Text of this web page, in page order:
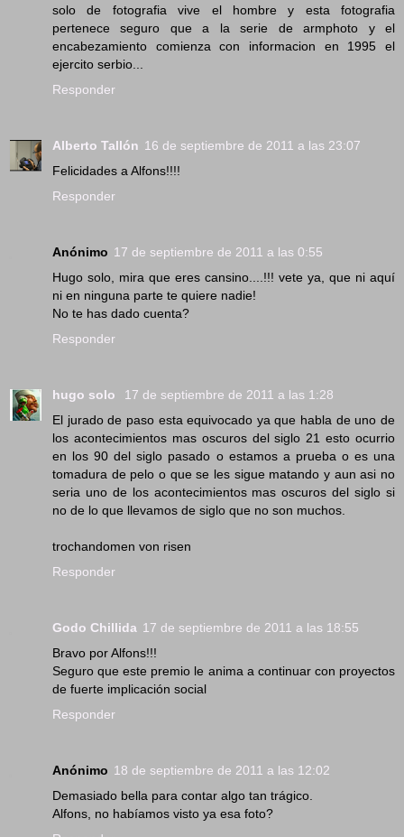
solo de fotografia vive el hombre y esta fotografia
pertenece seguro que a la serie de armphoto y el
encabezamiento comienza con informacion en 1995 el
ejercito serbio...
Responder
Alberto Tallón 16 de septiembre de 2011 a las 23:07
Felicidades a Alfons!!!!
Responder
Anónimo 17 de septiembre de 2011 a las 0:55
Hugo solo, mira que eres cansino....!!! vete ya, que ni aquí
ni en ninguna parte te quiere nadie!
No te has dado cuenta?
Responder
hugo solo
17 de septiembre de 2011 a las 1:28
El jurado de paso esta equivocado ya que habla de uno de
los acontecimientos mas oscuros del siglo 21 esto ocurrio
en los 90 del siglo pasado o estamos a prueba o es una
tomadura de pelo o que se les sigue matando y aun asi no
seria uno de los acontecimientos mas oscuros del siglo si
no de lo que llevamos de siglo que no son muchos.
trochandomen von risen
Responder
Godo Chillida 17 de septiembre de 2011 a las 18:55
Bravo por Alfons!!!
Seguro que este premio le anima a continuar con proyectos
de fuerte implicación social
Responder
Anónimo 18 de septiembre de 2011 a las 12:02
Demasiado bella para contar algo tan trágico.
Alfons, no habíamos visto ya esa foto?